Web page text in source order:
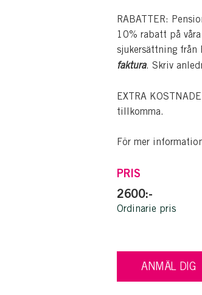
RABATTER:
10% rabatt på
sjukersättning från
faktura. Skriv
EXTRA
tillkomma.
För mer
PRIS
2600:-
Ordinarie pris
ANMÄL DIG